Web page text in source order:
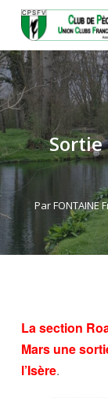
Panneau de gestion
main
content
Sortie
ParFONTAINE
La section
Mars une
l’Isère.